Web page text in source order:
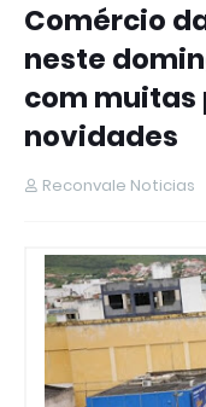
Comércio
neste
com muitas
novidades
Reconvale Noticias